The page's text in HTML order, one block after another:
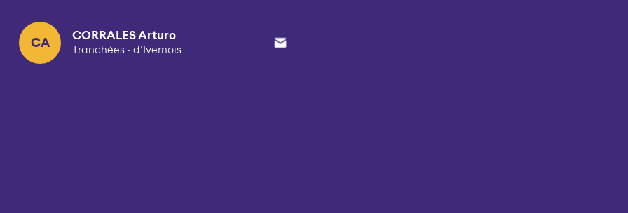
CA
CORRALES Arturo
Tranchées · d’Ivernois